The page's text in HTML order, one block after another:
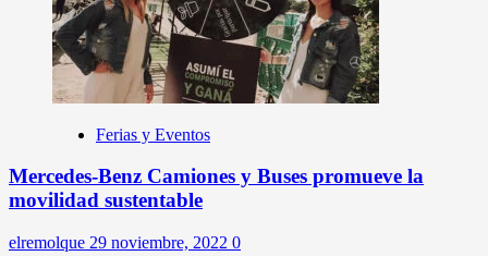
Ferias y Eventos
Mercedes-Benz Camiones y Buses promueve la
movilidad sustentable
elremolque 29 noviembre, 2022 0